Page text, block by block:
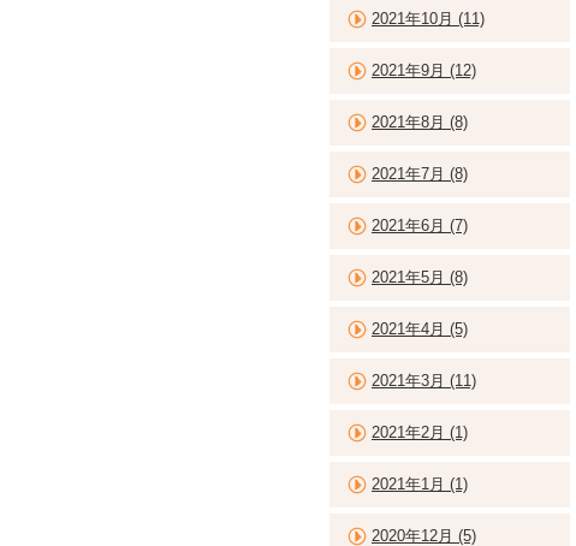
2021年10月 (11)
2021年9月 (12)
2021年8月 (8)
2021年7月 (8)
2021年6月 (7)
2021年5月 (8)
2021年4月 (5)
2021年3月 (11)
2021年2月 (1)
2021年1月 (1)
2020年12月 (5)